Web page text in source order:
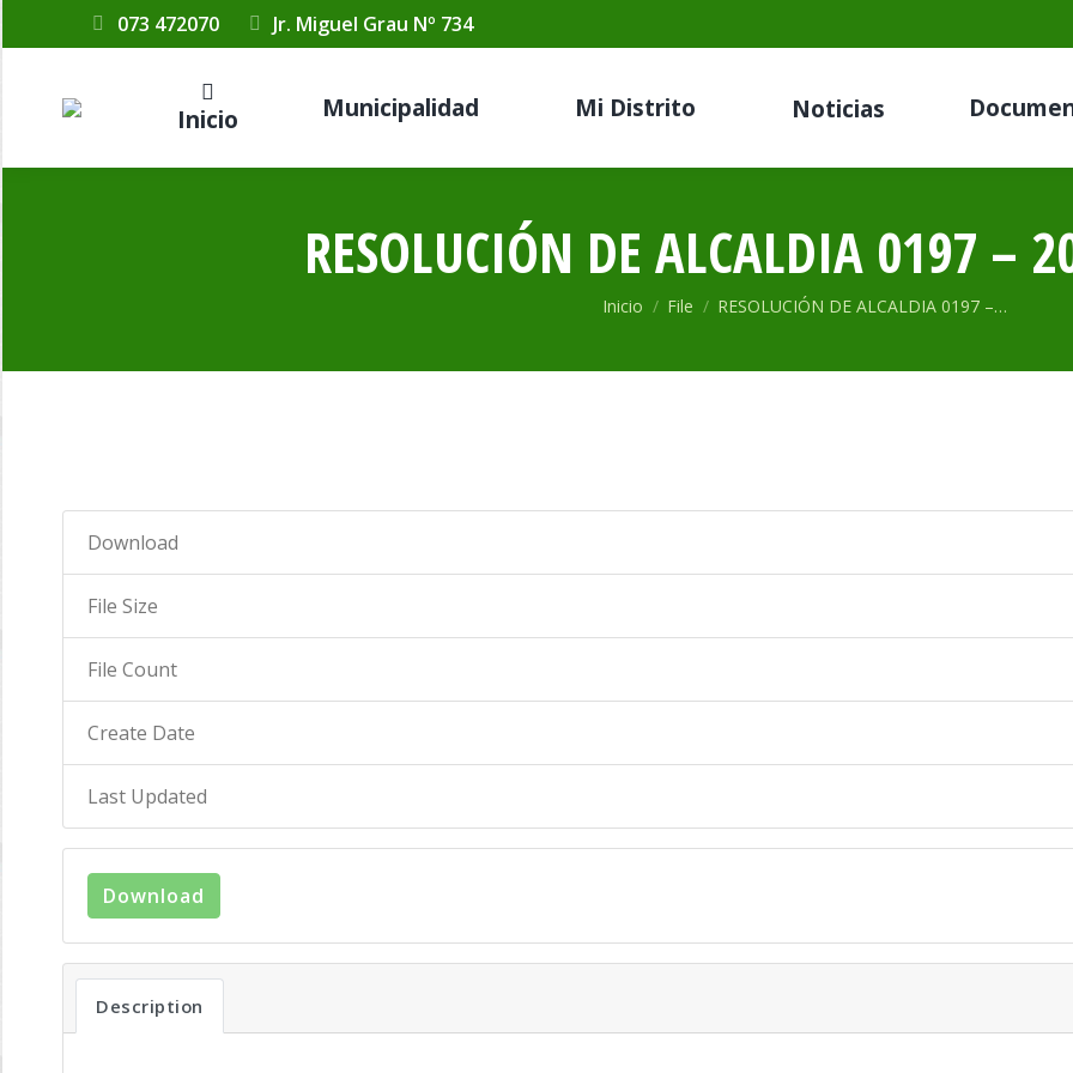
073 472070 Jr. Miguel Grau Nº 734
Inicio Municipalidad Mi Distrito Noticias
RESOLUCIÓN DE ALCALDIA 0197 –
Estás aquí:
Inicio File RESOLUCIÓN DE ALCALDIA 0197 –…
Download
File Size
File Count
Create Date
Last Updated
Download
Description